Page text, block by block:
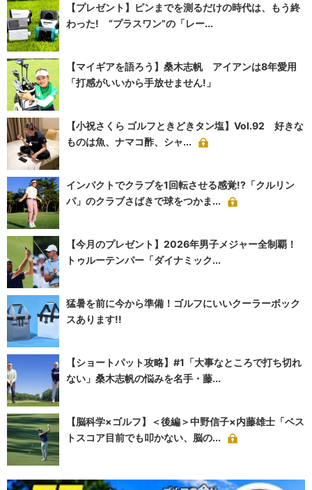
【プレゼント】ピンまでを測るだけの時代は、もう終
わった! “プラスワン”の「レー...
【マイギアを語ろう】桑木志帆 アイアンは8年愛用
「打感がいいから手放せません!」
【小祝さくら ゴルフときどきタン塩】Vol.92 好きな
ものは魚、ナマコ酢、シャ...
インパクトでクラブを1回転させる感覚!?「クルリン
パ」のクラブさばきで球をつかま...
【今月のプレゼント】2026年男子メジャー全制覇！
トゥルーテンパー「ダイナミック...
猛暑を前に今から準備！ゴルフにいいクーラーボック
スあります!!
【ショートパット攻略】#1「大事なところで打ち切れ
ない」桑木志帆の悩みを名手・藤...
【脳科学×ゴルフ】＜後編＞中野信子×内藤雄士「ベス
トスコア目前でも叩かない、脳の...